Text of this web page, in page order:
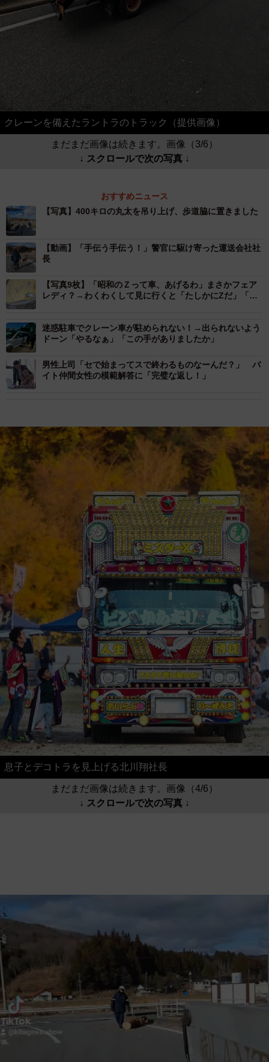
クレーンを備えたラントラのトラック（提供画像）
まだまだ画像は続きます。画像（3/6）
↓ スクロールで次の写真 ↓
おすすめニュース
【写真】400キロの丸太を吊り上げ、歩道脇に置きました
【動画】「手伝う手伝う！」警官に駆け寄った運送会社社
長
【写真9枚】「昭和のＺって車、あげるわ」まさかフェア
レディ？→わくわくして見に行くと「たしかにZだ」「激
迷惑駐車でクレーン車が駐められない！→出られないよう
ドーン「やるなぁ」「この手がありましたか」
男性上司「セで始まってスで終わるものなーんだ？」 バ
イト仲間女性の模範解答に「完璧な返し！」
息子とデコトラを見上げる北川翔社長
まだまだ画像は続きます。画像（4/6）
↓ スクロールで次の写真 ↓